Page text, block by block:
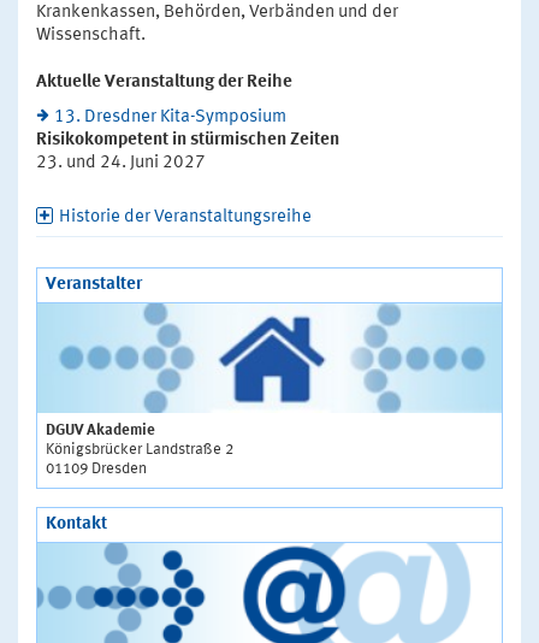
Krankenkassen, Behörden, Verbänden und der
Wissenschaft.
Aktuelle Veranstaltung der Reihe
13. Dresdner Kita-Symposium
Risikokompetent in stürmischen Zeiten
23. und 24. Juni 2027
Historie der Veranstaltungsreihe
Veranstalter
DGUV Akademie
Königsbrücker Landstraße 2
01109 Dresden
Kontakt